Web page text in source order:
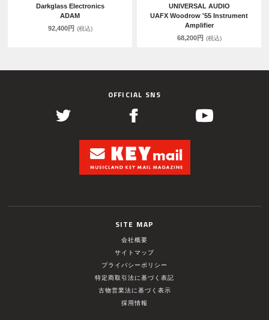
Darkglass Electronics
ADAM
92,400円 (税込)
UNIVERSAL AUDIO
UAFX Woodrow '55 Instrument
Amplifier
68,200円 (税込)
OFFICIAL SNS
SITE MAP
会社概要
サイトマップ
プライバシーポリシー
特定商取引法に基づく表記
古物営業法に基づく表示
採用情報